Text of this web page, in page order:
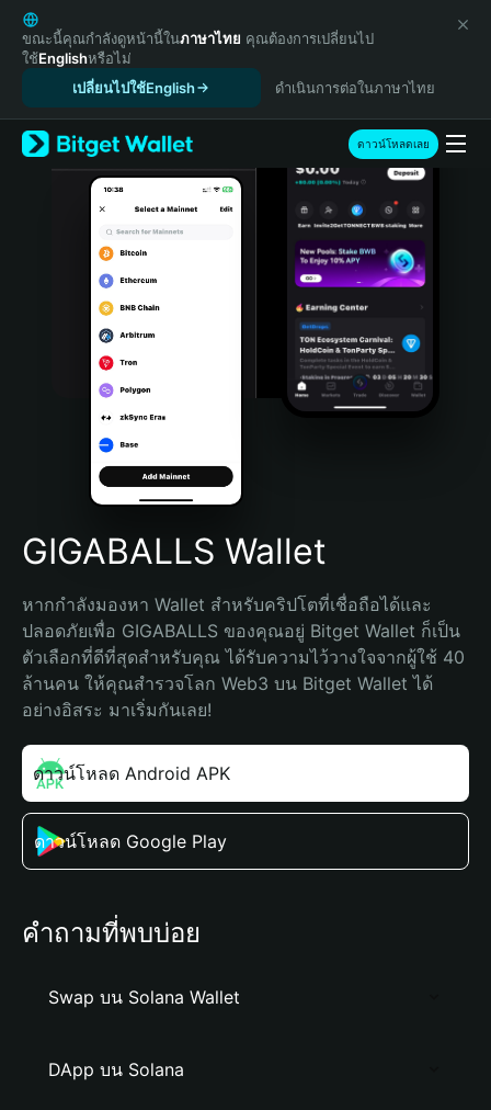
English
日本語
Tiếng Việt
Español (Latinoamérica)
Türkçe
Italiano
Português (Portugal)
Bahasa Indonesia
Português (Brasil)
Español (Argentina)
ขณะนี้คุณกำลังดูหน้านี้ในภาษาไทย คุณต้องการเปลี่ยนไป
ใช้Englishหรือไม่
เปลี่ยนไปใช้English
ดำเนินการต่อในภาษาไทย
ดาวน์โหลดเลย
GIGABALLS Wallet
หากกำลังมองหา Wallet สำหรับคริปโตที่เชื่อถือได้และ
ปลอดภัยเพื่อ GIGABALLS ของคุณอยู่ Bitget Wallet ก็เป็น
ตัวเลือกที่ดีที่สุดสำหรับคุณ ได้รับความไว้วางใจจากผู้ใช้ 40
ล้านคน ให้คุณสำรวจโลก Web3 บน Bitget Wallet ได้
อย่างอิสระ มาเริ่มกันเลย!
ดาวน์โหลด Android APK
ดาวน์โหลด Google Play
คำถามที่พบบ่อย
Swap บน Solana Wallet
DApp บน Solana